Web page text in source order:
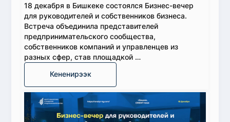
18 декабря в Бишкеке состоялся Бизнес-вечер
для руководителей и собственников бизнеса.
Встреча объединила представителей
предпринимательского сообщества,
собственников компаний и управленцев из
разных сфер, став площадкой …
Кененирээк